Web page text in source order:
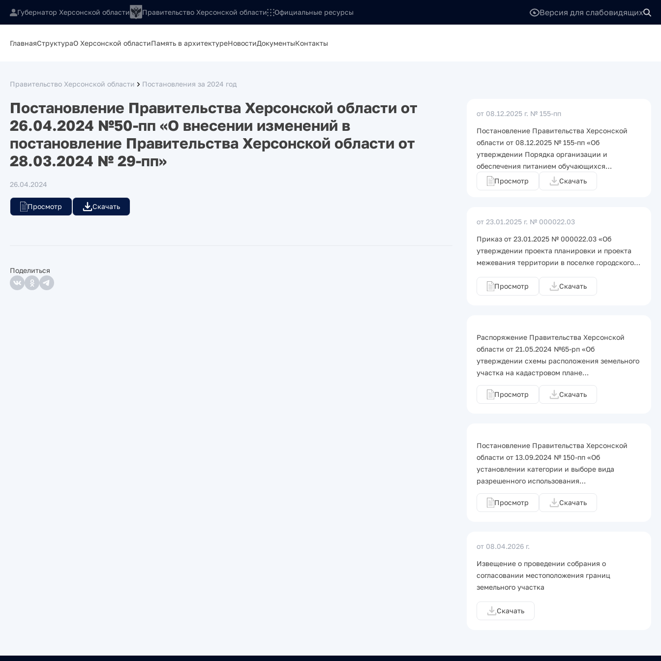
Губернатор Херсонской области Правительство Херсонской области Официальные ресурсы Версия для слабовидящих
ГлавнаяСтруктураО Херсонской областиПамять в архитектуреНовостиДокументыКонтакты
Правительство Херсонской области Постановления за 2024 год
Постановление Правительства Херсонской области от
26.04.2024 №50-пп «О внесении изменений в
постановление Правительства Херсонской области от
28.03.2024 № 29-пп»
26.04.2024
Просмотр Скачать
Поделиться
от 08.12.2025 г. № 155-пп
Постановление Правительства Херсонской
области от 08.12.2025 № 155-пп «Об
утверждении Порядка организации и
обеспечения питанием обучающихся…
Просмотр
Скачать
от 23.01.2025 г. № 000022.03
Приказ от 23.01.2025 № 000022.03 «Об
утверждении проекта планировки и проекта
межевания территории в поселке городского…
Просмотр Скачать
Распоряжение Правительства Херсонской
области от 21.05.2024 №65-рп «Об
утверждении схемы расположения земельного
участка на кадастровом плане…
Просмотр Скачать
Постановление Правительства Херсонской
области от 13.09.2024 № 150-пп «Об
установлении категории и выборе вида
разрешенного использования…
Просмотр Скачать
от 08.04.2026 г.
Извещение о проведении собрания о
согласовании местоположения границ
земельного участка
Скачать